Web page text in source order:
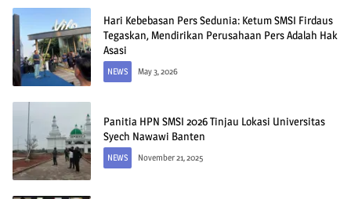
Hari Kebebasan Pers Sedunia: Ketum SMSI Firdaus
Tegaskan, Mendirikan Perusahaan Pers Adalah Hak
Asasi
NEWS May 3, 2026
Panitia HPN SMSI 2026 Tinjau Lokasi Universitas
Syech Nawawi Banten
NEWS November 21, 2025